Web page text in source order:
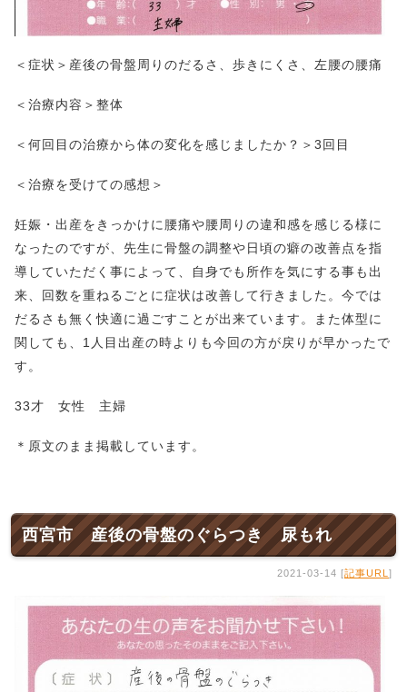
＜症状＞産後の骨盤周りのだるさ、歩きにくさ、左腰の腰痛
＜治療内容＞整体
＜何回目の治療から体の変化を感じましたか？＞3回目
＜治療を受けての感想＞
妊娠・出産をきっかけに腰痛や腰周りの違和感を感じる様に
なったのですが、先生に骨盤の調整や日頃の癖の改善点を指
導していただく事によって、自身でも所作を気にする事も出
来、回数を重ねるごとに症状は改善して行きました。今では
だるさも無く快適に過ごすことが出来ています。また体型に
関しても、1人目出産の時よりも今回の方が戻りが早かったで
す。
33才 女性 主婦
＊原文のまま掲載しています。
西宮市 産後の骨盤のぐらつき 尿もれ
2021-03-14 [記事URL ]